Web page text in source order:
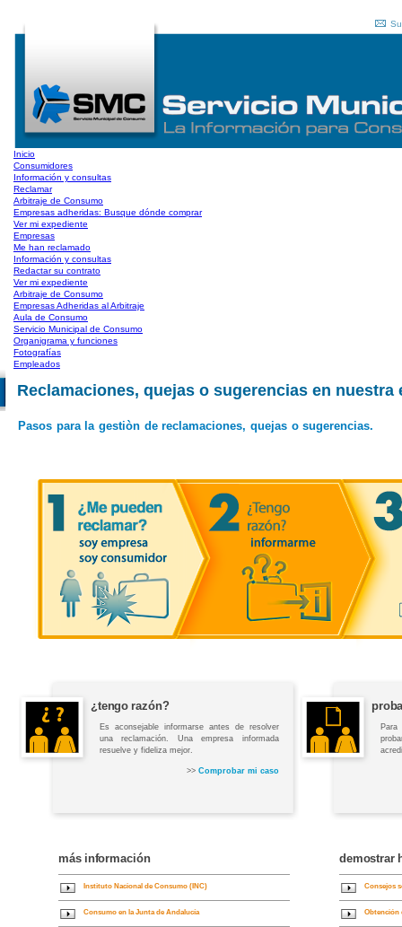
Inicio
Consumidores
Información y consultas
Reclamar
Arbitraje de Consumo
Empresas adheridas: Busque dónde comprar
Ver mi expediente
Empresas
Me han reclamado
Información y consultas
Redactar su contrato
Ver mi expediente
Arbitraje de Consumo
Empresas Adheridas al Arbitraje
Aula de Consumo
Servicio Municipal de Consumo
Organigrama y funciones
Fotografías
Empleados
Reclamaciones, quejas o sugerencias en nuestra
Pasos para la gestiòn de reclamaciones, quejas o sugerencias.
¿tengo razón?
Es aconsejable informarse antes de resolver
una reclamación. Una empresa informada
resuelve y fideliza mejor.
>> Comprobar mi caso
más información
Instituto Nacional de Consumo (INC)
Consumo en la Junta de Andalucía
demostrar
Consejos
Obtención